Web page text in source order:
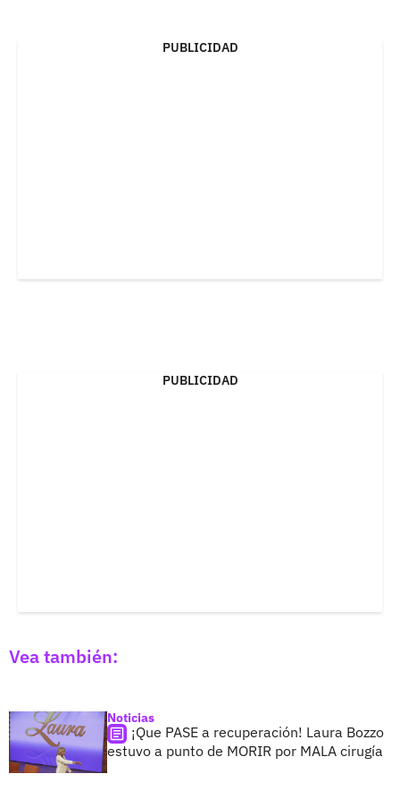
PUBLICIDAD
PUBLICIDAD
Vea también:
Noticias
¡Que PASE a recuperación! Laura Bozzo
estuvo a punto de MORIR por MALA cirugía